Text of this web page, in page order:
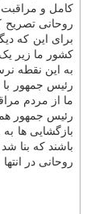
کامل و مراقبت
روحانی تصریح
به این نقطه
رئیس جمهور با
ما از مردم
بازگشایی ها
باشند که بنا
روحانی در